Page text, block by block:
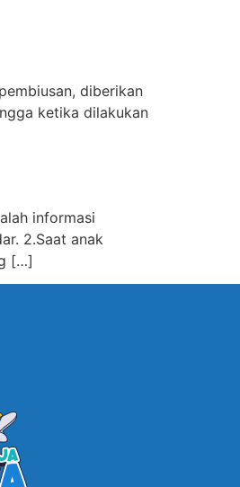
diberikan
ketika dilakukan
informasi
2.Saat anak
[…]